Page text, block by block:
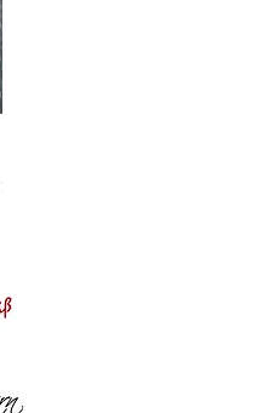
價格
$1,050.00